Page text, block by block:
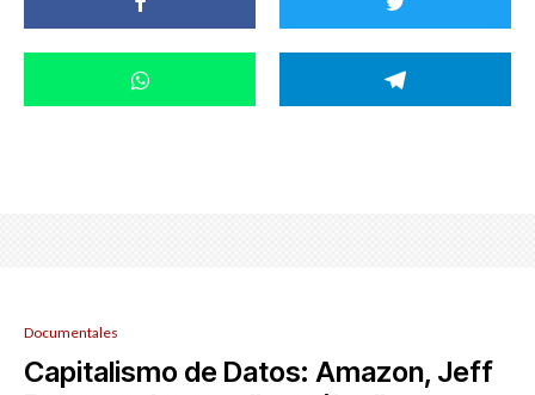
Documentales
Capitalismo de Datos: Amazon, Jeff